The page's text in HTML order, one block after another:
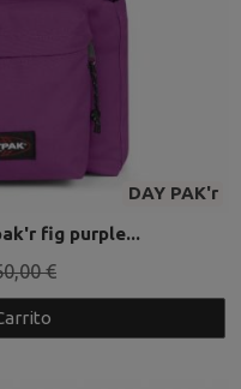
DAY PAK'r
fig purple...
€